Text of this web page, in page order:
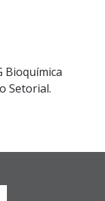
Bioquímica
Setorial.